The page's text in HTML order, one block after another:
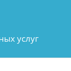
услуг